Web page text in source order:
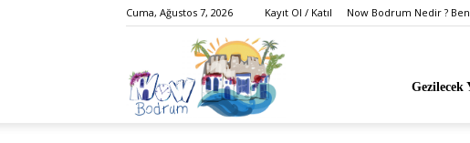
Cuma, Ağustos 7, 2026 Kayıt Ol / Katıl Now Bodrum Nedir ?
Gezilecek